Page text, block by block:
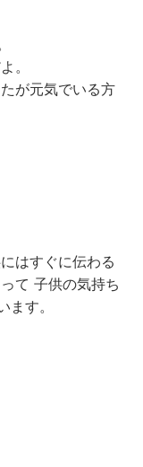
。
が元気でいる方
はすぐに伝わる
て 子供の気持ち
ます。